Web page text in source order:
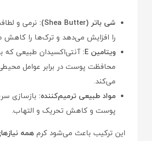
شی باتر (Shea Butter):
نرمی و
را افزایش می‌دهد و ترک‌ها را کاهش
ویتامین E:
آنتی‌اکسیدان طبیعی که
محافظت پوست در برابر عوامل
می‌کند.
مواد طبیعی ترمیم‌کننده: بازسازی
پوست و کاهش تحریک و التهاب.
این ترکیب باعث می‌شود کرم همه